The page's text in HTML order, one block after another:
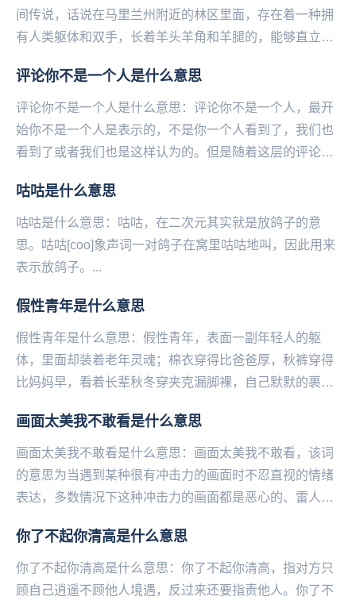
间传说，话说在马里兰州附近的林区里面，存在着一种拥
有人类躯体和双手，长着羊头羊角和羊腿的，能够直立行
国...
​评论你不是一个人是什么意思
评论你不是一个人是什么意思：评论你不是一个人，最开
始你不是一个人是表示的，不是你一个人看到了，我们也
看到了或者我们也是这样认为的。但是随着这层的评论都
不...
咕咕是什么意思
咕咕是什么意思：咕咕，在二次元其实就是放鸽子的意
思。咕咕[coo]象声词一对鸽子在窝里咕咕地叫，因此用来
表示放鸽子。...
假性青年是什么意思
假性青年是什么意思：假性青年，表面一副年轻人的躯
体，里面却装着老年灵魂；棉衣穿得比爸爸厚，秋裤穿得
比妈妈早，看着长辈秋冬穿夹克‌‌‌‌‌‌‌‌‌漏脚裸，自己默默的裹紧
画面太美我不敢看是什么意思
画面太美我不敢看是什么意思：画面太美我不敢看，该词
的意思为当遇到某种很有冲击力的画面时不忍直视的情绪
表达，多数情况下这种冲击力的画面都是恶心的、雷人
却...
你了不起你清高是什么意思
你了不起你清高是什么意思：你了不起你清高，指对方只
顾自己‌‌‌‌‌‌‌‌‌‌‌‌‌逍遥不顾他人境遇，反过来还要指责他人。你了不